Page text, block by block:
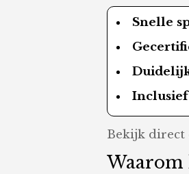
Snelle
Bekijk direct
Waarom